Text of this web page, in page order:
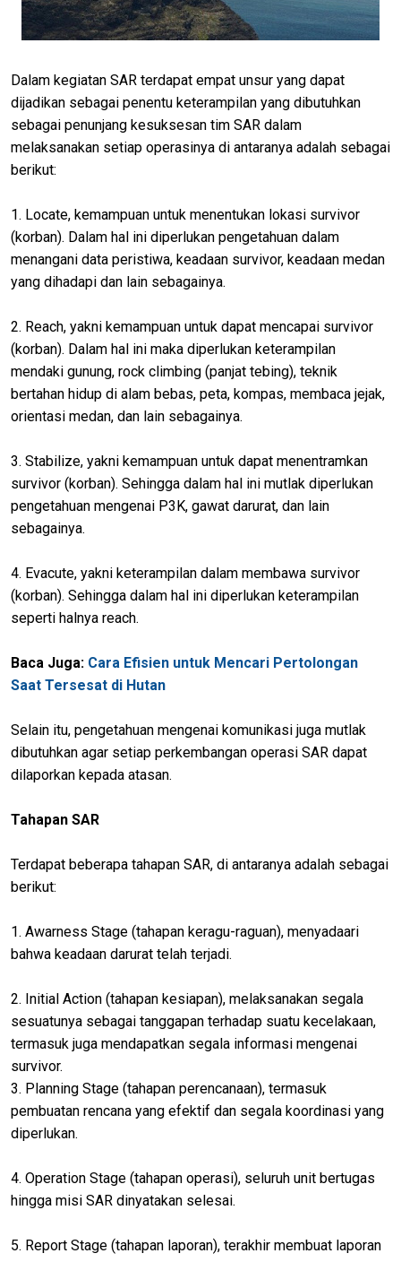
Dalam kegiatan SAR terdapat empat unsur yang dapat
dijadikan sebagai penentu keterampilan yang dibutuhkan
sebagai penunjang kesuksesan tim SAR dalam
melaksanakan setiap operasinya di antaranya adalah sebagai
berikut:
1. Locate, kemampuan untuk menentukan lokasi survivor
(korban). Dalam hal ini diperlukan pengetahuan dalam
menangani data peristiwa, keadaan survivor, keadaan medan
yang dihadapi dan lain sebagainya.
2. Reach, yakni kemampuan untuk dapat mencapai survivor
(korban). Dalam hal ini maka diperlukan keterampilan
mendaki gunung, rock climbing (panjat tebing), teknik
bertahan hidup di alam bebas, peta, kompas, membaca jejak,
orientasi medan, dan lain sebagainya.
3. Stabilize, yakni kemampuan untuk dapat menentramkan
survivor (korban). Sehingga dalam hal ini mutlak diperlukan
pengetahuan mengenai P3K, gawat darurat, dan lain
sebagainya.
4. Evacute, yakni keterampilan dalam membawa survivor
(korban). Sehingga dalam hal ini diperlukan keterampilan
seperti halnya reach.
Baca Juga: Cara Efisien untuk Mencari Pertolongan
Saat Tersesat di Hutan
Selain itu, pengetahuan mengenai komunikasi juga mutlak
dibutuhkan agar setiap perkembangan operasi SAR dapat
dilaporkan kepada atasan.
Tahapan SAR
Terdapat beberapa tahapan SAR, di antaranya adalah sebagai
berikut:
1. Awarness Stage (tahapan keragu-raguan), menyadaari
bahwa keadaan darurat telah terjadi.
2. Initial Action (tahapan kesiapan), melaksanakan segala
sesuatunya sebagai tanggapan terhadap suatu kecelakaan,
termasuk juga mendapatkan segala informasi mengenai
survivor.
3. Planning Stage (tahapan perencanaan), termasuk
pembuatan rencana yang efektif dan segala koordinasi yang
diperlukan.
4. Operation Stage (tahapan operasi), seluruh unit bertugas
hingga misi SAR dinyatakan selesai.
5. Report Stage (tahapan laporan), terakhir membuat laporan